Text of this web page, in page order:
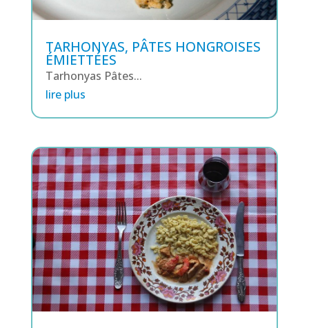
TARHONYAS, PÂTES HONGROISES
ÉMIETTÉES
Tarhonyas Pâtes...
lire plus